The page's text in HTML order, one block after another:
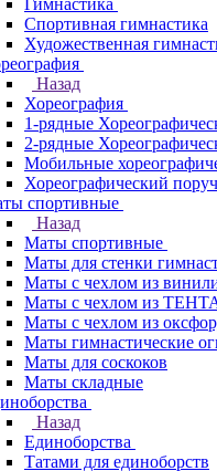
Гимнастика
Спортивная гимнастика
Художественная
Назад
Хореография
1-рядные
2-рядные
Мобильные
Хореографический
спортивные
Назад
Маты спортивные
Маты для стенки
Маты с чехлом из
Маты с чехлом из
Маты с чехлом из
Маты гимнастические
Маты для соскоков
Маты складные
Назад
Единоборства
Татами для единоборств